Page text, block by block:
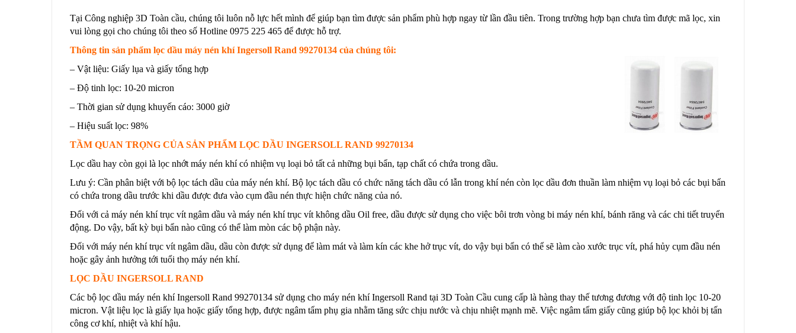
Tại Công nghiệp 3D Toàn cầu, chúng tôi luôn nỗ lực hết mình để giúp bạn tìm được sản phẩm phù hợp ngay từ lần đầu tiên. Trong trường hợp bạn chưa tìm được mã lọc, xin
vui lòng gọi cho chúng tôi theo số Hotline 0975 225 465 để được hỗ trợ.
Thông tin sản phẩm lọc dầu máy nén khí Ingersoll Rand 99270134 của chúng tôi:
– Vật liệu: Giấy lụa và giấy tổng hợp
– Độ tinh lọc: 10-20 micron
– Thời gian sử dụng khuyến cáo: 3000 giờ
– Hiệu suất lọc: 98%
TẦM QUAN TRỌNG CỦA SẢN PHẨM LỌC DẦU INGERSOLL RAND 99270134
Lọc dầu hay còn gọi là lọc nhớt máy nén khí có nhiệm vụ loại bỏ tất cả những bụi bẩn, tạp chất có chứa trong dầu.
Lưu ý: Cần phân biệt với bộ lọc tách dầu của máy nén khí. Bộ lọc tách dầu có chức năng tách dầu có lẫn trong khí nén còn lọc dầu đơn thuần làm nhiệm vụ loại bỏ các bụi bẩn
có chứa trong dầu trước khi dầu được đưa vào cụm đầu nén thực hiện chức năng của nó.
Đối với cả máy nén khí trục vít ngâm dầu và máy nén khí trục vít không dầu Oil free, dầu được sử dụng cho việc bôi trơn vòng bi máy nén khí, bánh răng và các chi tiết truyển
động. Do vậy, bất kỳ bụi bẩn nào cũng có thể làm mòn các bộ phận này.
Đối với máy nén khí trục vít ngâm dầu, dầu còn được sử dụng để làm mát và làm kín các khe hở trục vít, do vậy bụi bẩn có thể sẽ làm cào xước trục vít, phá hủy cụm đầu nén
hoặc gây ảnh hưởng tới tuổi thọ máy nén khí.
LỌC DẦU INGERSOLL RAND
Các bộ lọc dầu máy nén khí Ingersoll Rand 99270134 sử dụng cho máy nén khí Ingersoll Rand tại 3D Toàn Cầu cung cấp là hàng thay thế tương đương với độ tinh lọc 10-20
micron. Vật liệu lọc là giấy lụa hoặc giấy tổng hợp, được ngâm tẩm phụ gia nhằm tăng sức chịu nước và chịu nhiệt mạnh mẽ. Việc ngâm tẩm giấy cũng giúp bộ lọc khỏi bị tấn
công cơ khí, nhiệt và khí hậu.